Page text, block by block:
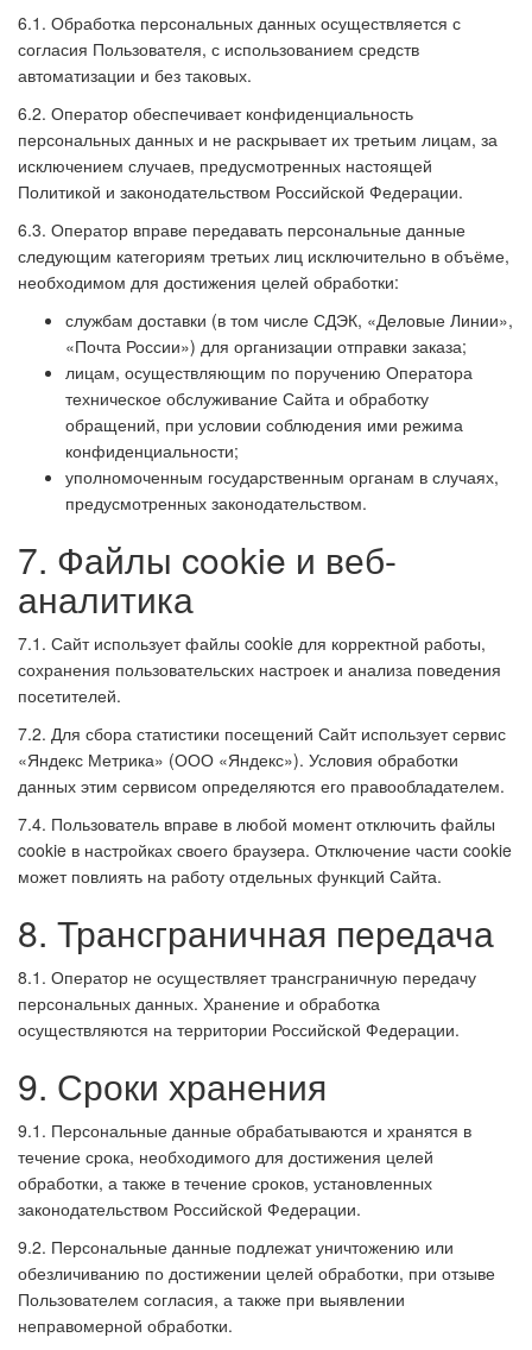
6.1. Обработка персональных данных осуществляется с
согласия Пользователя, с использованием средств
автоматизации и без таковых.
6.2. Оператор обеспечивает конфиденциальность
персональных данных и не раскрывает их третьим лицам, за
исключением случаев, предусмотренных настоящей
Политикой и законодательством Российской Федерации.
6.3. Оператор вправе передавать персональные данные
следующим категориям третьих лиц исключительно в объёме,
необходимом для достижения целей обработки:
службам доставки (в том числе СДЭК, «Деловые Линии»,
«Почта России») для организации отправки заказа;
лицам, осуществляющим по поручению Оператора
техническое обслуживание Сайта и обработку
обращений, при условии соблюдения ими режима
конфиденциальности;
уполномоченным государственным органам в случаях,
предусмотренных законодательством.
7. Файлы cookie и веб-
аналитика
7.1. Сайт использует файлы cookie для корректной работы,
сохранения пользовательских настроек и анализа поведения
посетителей.
7.2. Для сбора статистики посещений Сайт использует сервис
«Яндекс Метрика» (ООО «Яндекс»). Условия обработки
данных этим сервисом определяются его правообладателем.
7.4. Пользователь вправе в любой момент отключить файлы
cookie в настройках своего браузера. Отключение части cookie
может повлиять на работу отдельных функций Сайта.
8. Трансграничная передача
8.1. Оператор не осуществляет трансграничную передачу
персональных данных. Хранение и обработка
осуществляются на территории Российской Федерации.
9. Сроки хранения
9.1. Персональные данные обрабатываются и хранятся в
течение срока, необходимого для достижения целей
обработки, а также в течение сроков, установленных
законодательством Российской Федерации.
9.2. Персональные данные подлежат уничтожению или
обезличиванию по достижении целей обработки, при отзыве
Пользователем согласия, а также при выявлении
неправомерной обработки.